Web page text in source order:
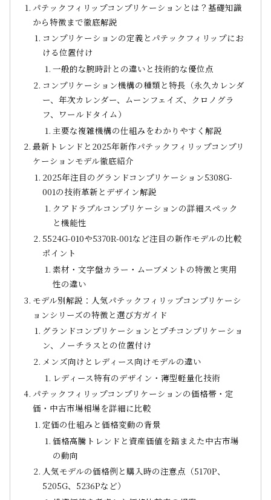
パテックフィリップコンプリケーションとは？基礎知識
から特徴まで徹底解説
コンプリケーションの定義とパテックフィリップにお
ける位置付け
一般的な腕時計との違いと技術的な優位点
コンプリケーション機構の種類と特長（永久カレンダ
ー、年次カレンダー、ムーンフェイズ、クロノグラ
フ、ワールドタイム）
主要な複雑機構の仕組みをわかりやすく解説
最新トレンドと2025年新作パテックフィリップコンプリ
ケーションモデル徹底紹介
2025年注目のグランドコンプリケーション5308G-
001の技術革新とデザイン解説
クアドラプルコンプリケーションの詳細スペック
と機能性
5524G-010や5370R-001など注目の新作モデルの比較
ポイント
素材・文字盤カラー・ムーブメントの特徴と実用
性の違い
モデル別解説：人気パテックフィリップコンプリケーシ
ョンシリーズの特徴と選び方ガイド
グランドコンプリケーションとプチコンプリケーショ
ン、ノーチラスとの位置付け
メンズ向けとレディース向けモデルの違い
レディース特有のデザイン・薄型軽量化技術
パテックフィリップコンプリケーションの価格帯・定
価・中古市場相場を詳細に比較
定価の仕組みと価格変動の背景
価格高騰トレンドと資産価値を踏まえた中古市場
の動向
人気モデルの価格例と購入時の注意点（5170P、
5205G、5236Pなど）